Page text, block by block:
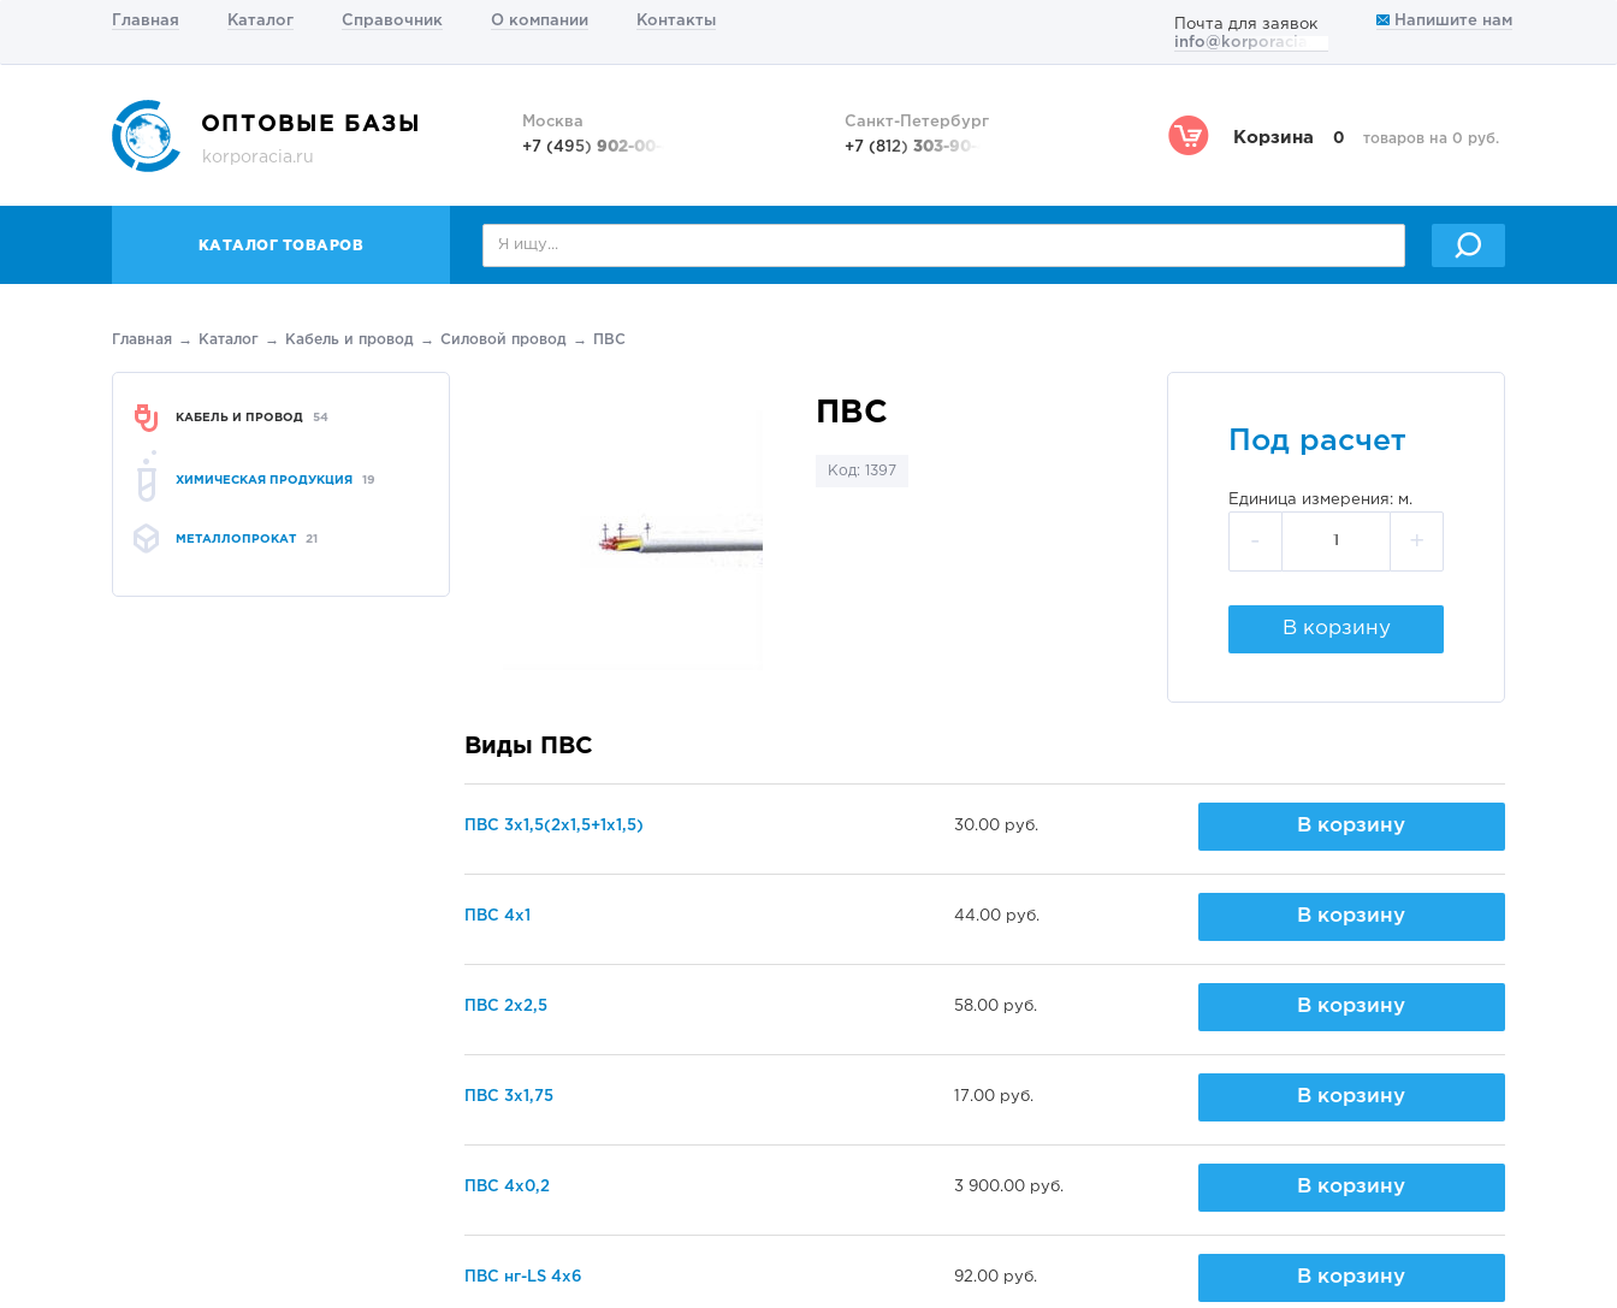
Главная Каталог Справочник О компании Контакты
Почта для заявок
info@korporacia.ru
Напишите нам
ОПТОВЫЕ БАЗЫ
korporacia.ru
Москва
+7 (495)902-00-48
Санкт-Петербург
+7 (812)303-90-48
Корзина 0 товаров на 0 руб.
КАТАЛОГ ТОВАРОВ
Главная Каталог Кабель и провод Силовой провод ПВС
КАБЕЛЬ И ПРОВОД 54
ХИМИЧЕСКАЯ ПРОДУКЦИЯ 19
МЕТАЛЛОПРОКАТ 21
ПВС
Код: 1397
Под расчет
Единица измерения: м.
- +
В корзину
Виды ПВС
ПВС 3х1,5(2х1,5+1х1,5) 30.00 руб. В корзину
ПВС 4х1 44.00 руб. В корзину
ПВС 2х2,5 58.00 руб. В корзину
ПВС 3х1,75 17.00 руб. В корзину
ПВС 4х0,2 3 900.00 руб. В корзину
ПВС нг-LS 4х6 92.00 руб. В корзину